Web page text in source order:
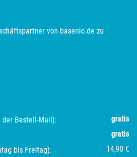
von basenio.de zu
der Bestell-Mail):
gratis
gratis
bis Freitag):
14,90 €